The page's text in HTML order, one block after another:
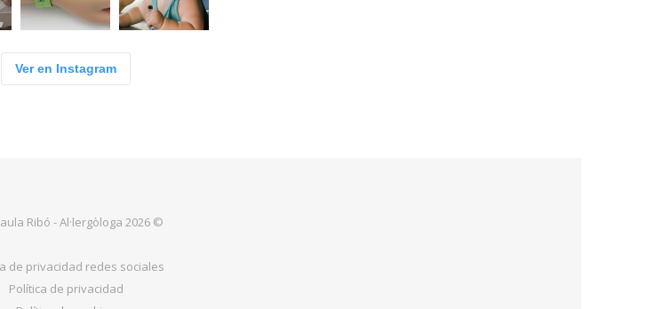
Ver en Instagram
Ribó - Al·lergòloga 2026 ©
de privacidad redes sociales
Política de privacidad